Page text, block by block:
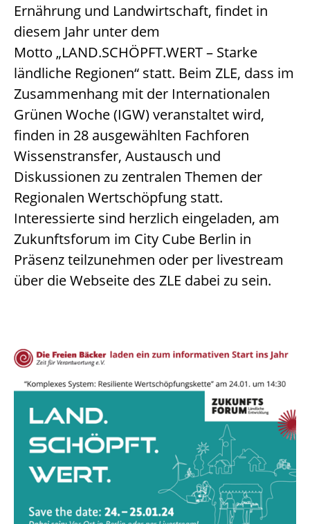
Ernährung und Landwirtschaft, findet in
diesem Jahr unter dem
Motto „LAND.SCHÖPFT.WERT – Starke
ländliche Regionen“ statt. Beim ZLE, dass im
Zusammenhang mit der Internationalen
Grünen Woche (IGW) veranstaltet wird,
finden in 28 ausgewählten Fachforen
Wissenstransfer, Austausch und
Diskussionen zu zentralen Themen der
Regionalen Wertschöpfung statt.
Interessierte sind herzlich eingeladen, am
Zukunftsforum im City Cube Berlin in
Präsenz teilzunehmen oder per livestream
über die Webseite des ZLE dabei zu sein.